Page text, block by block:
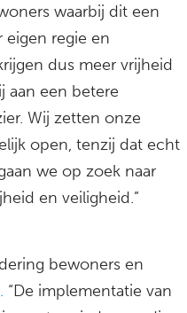
waarbij dit een
eigen regie en
dus meer vrijheid
aan een betere
Wij zetten onze
open, tenzij dat echt
we op zoek naar
en veiligheid.”
bewoners en
“De implementatie van